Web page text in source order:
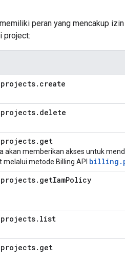
peran yang mencakup
project:
projects. create
projects. delete
projects. get
akan memberikan akses untuk
metode Billing API
projects. getIamPolicy
projects. list
projects. get